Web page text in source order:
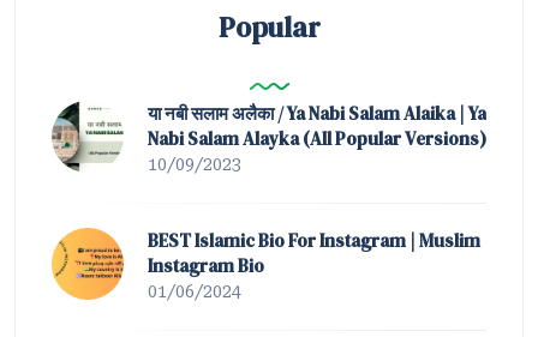
Popular
या नबी सलाम अलैका / Ya Nabi Salam Alaika | Ya
Nabi Salam Alayka (All Popular Versions)
10/09/2023
BEST Islamic Bio For Instagram | Muslim
Instagram Bio
01/06/2024